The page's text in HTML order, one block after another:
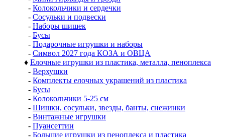
- Колокольчики и сердечки
- Сосульки и подвески
- Наборы шишек
- Бусы
- Подарочные игрушки и наборы
- Символ 2027 года КОЗА и ОВЦА
♦ Елочные игрушки из пластика, металла, пеноплекса
- Верхушки
- Комплекты елочных украшений из пластика
- Бусы
- Колокольчики 5-25 см
- Шишки, сосульки, звезды, банты, снежинки
- Винтажные игрушки
- Пуансеттии
- Большие игрушки из пеноплекса и пластика